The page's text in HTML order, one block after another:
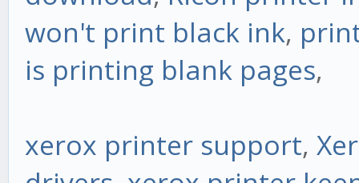
won't print black ink,
is printing blank pages,
xerox printer support,